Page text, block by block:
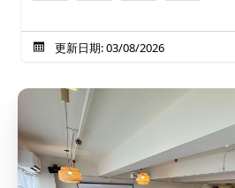
更新日期: 03/08/2026